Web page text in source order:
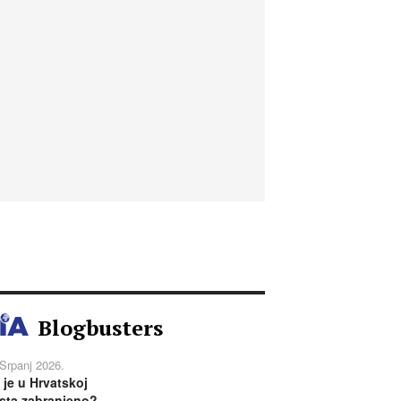
Blogbusters
2026.
je u Hrvatskoj